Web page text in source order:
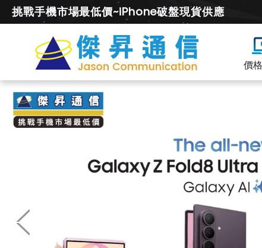
挑戰手機市場最低價~iPhone破盤現貨供應
價